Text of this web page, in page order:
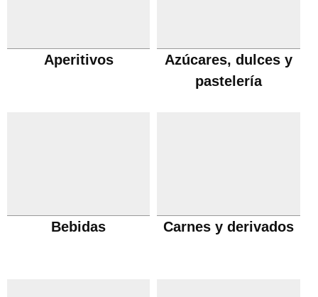
Aperitivos
Azúcares, dulces y
pastelería
Bebidas Carnes y derivados